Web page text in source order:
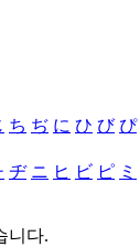
ち ぢ に ひ び ぴ
ヂ ニ ヒ ビ ピ ミ
니다.